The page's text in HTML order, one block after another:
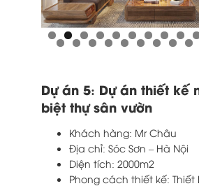
Dự án 5: Dự án thiết kế
biệt thự sân vườn
Khách hàng: Mr Châu
Địa chỉ: Sóc Sơn – Hà Nội
Diện tích: 2000m2
Phong cách thiết kế: Thiết